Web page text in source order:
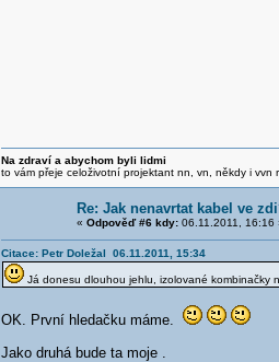
Na zdraví a abychom byli lidmi
to vám přeje celoživotní projektant nn, vn, někdy i vvn
Re: Jak nenavrtat kabel ve
« Odpověď #6 kdy:06.11.2011, 16:16
Citace: Petr Doležal 06.11.2011, 15:34
Já donesu dlouhou jehlu, izolované kombinačky
OK. První hledačku máme.
Jako druhá bude ta moje .